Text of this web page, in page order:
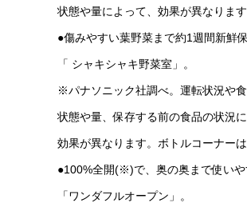
状態や量によって、効果が異なります
●傷みやすい葉野菜まで約1週間新鮮
「 シャキシャキ野菜室」。
※パナソニック社調べ。運転状況や食
状態や量、保存する前の食品の状況に
効果が異なります。ボトルコーナーは
●100%全開(※)で、奥の奥まで使い
「ワンダフルオープン」。